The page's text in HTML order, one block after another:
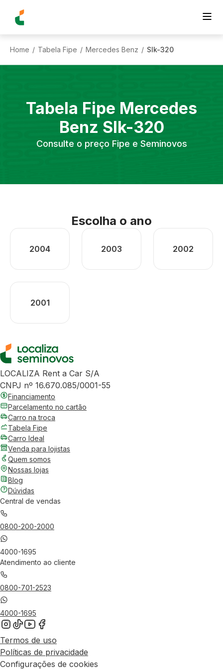
Home / Tabela Fipe / Mercedes Benz / Slk-320
Tabela Fipe Mercedes
Benz Slk-320
Consulte o preço Fipe e Seminovos
Escolha o ano
2004 2003 2002
2001
LOCALIZA Rent a Car S/A
CNPJ nº 16.670.085/0001-55
Financiamento
Parcelamento no cartão
Carro na troca
Tabela Fipe
Carro Ideal
Venda para lojistas
Quem somos
Nossas lojas
Blog
Dúvidas
Central de vendas
0800-200-2000
4000-1695
Atendimento ao cliente
0800-701-2523
4000-1695
Termos de uso
Políticas de privacidade
Configurações de cookies